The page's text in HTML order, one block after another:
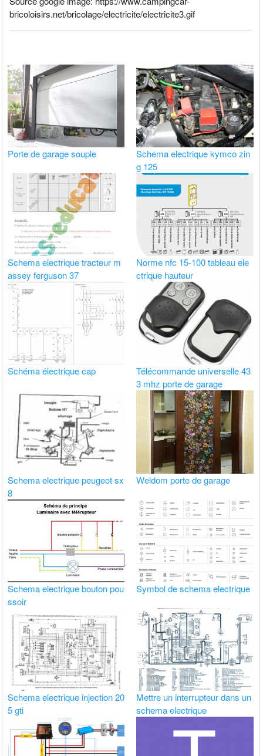
bricoloisirs.net/bricolage/electricite/electricite3.gif
Porte de garage souple
Schema electrique kymco zin
g 125
Schema electrique tracteur m
assey ferguson 37
Norme nfc 15-100 tableau ele
ctrique hauteur
Schéma électrique cap
Télécommande universelle 43
3 mhz porte de garage
Schema electrique peugeot sx
8
Weldom porte de garage
Schema electrique bouton pou
ssoir
Symbol de schema electrique
Schema electrique injection 20
5 gti
Mettre un interrupteur dans un
schema electrique